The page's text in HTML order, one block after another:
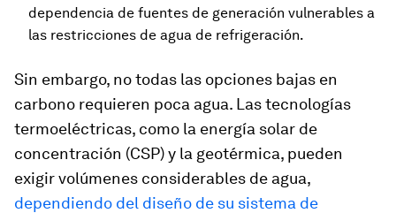
dependencia de fuentes de generación vulnerables a
las restricciones de agua de refrigeración.
Sin embargo, no todas las opciones bajas en
carbono requieren poca agua. Las tecnologías
termoeléctricas, como la energía solar de
concentración (CSP) y la geotérmica, pueden
exigir volúmenes considerables de agua,
dependiendo del diseño de su sistema de